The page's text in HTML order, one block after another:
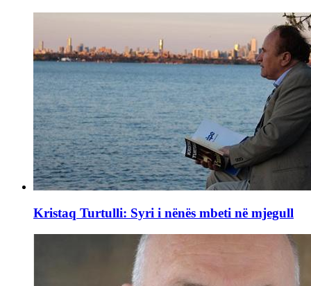
Kristaq Turtulli: Syri i nënës mbeti në mjegull